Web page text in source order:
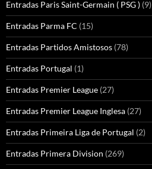
Entradas Paris Saint-Germain ( PSG ) (9)
Entradas Parma FC (15)
Entradas Partidos Amistosos (78)
Entradas Portugal (1)
Entradas Premier League (27)
Entradas Premier League Inglesa (27)
Entradas Primeira Liga de Portugal (2)
Entradas Primera Division (269)